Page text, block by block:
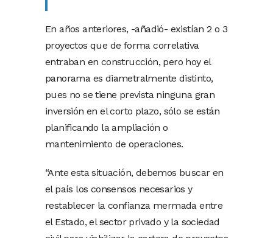
En años anteriores, -añadió- existían 2 o 3
proyectos que de forma correlativa
entraban en construcción, pero hoy el
panorama es diametralmente distinto,
pues no se tiene prevista ninguna gran
inversión en el corto plazo, sólo se están
planificando la ampliación o
mantenimiento de operaciones.
“Ante esta situación, debemos buscar en
el país los consensos necesarios y
restablecer la confianza mermada entre
el Estado, el sector privado y la sociedad